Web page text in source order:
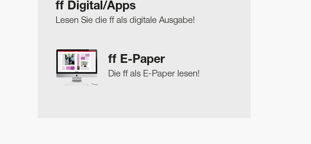
ff Digital/Apps
Lesen Sie die ff als digitale Ausgabe!
ff E-Paper
Die ff als E-Paper lesen!